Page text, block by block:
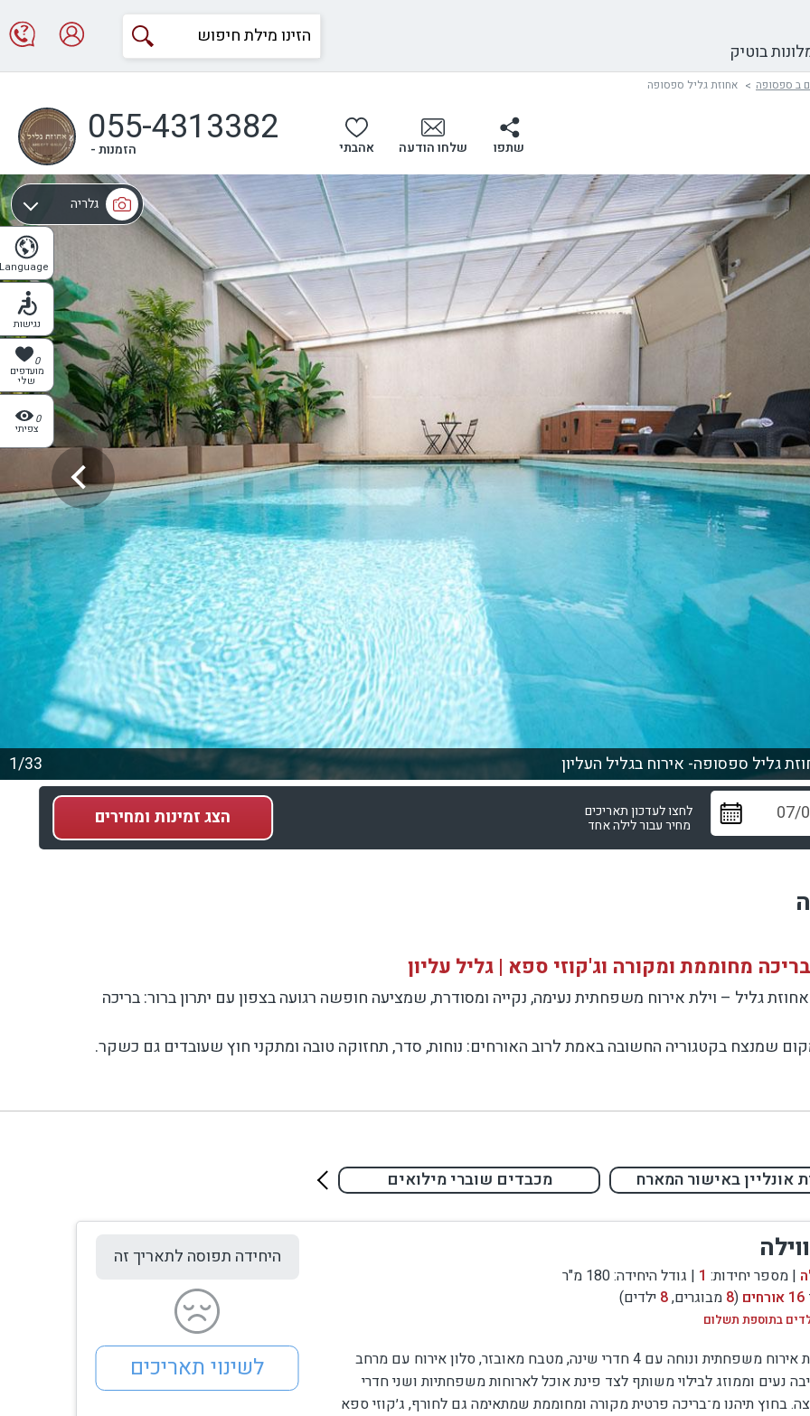
בוטיק
Language
נגישות
0
מועדפים
שלי
0
צפיתי
ב ספסופה אחוזת גליל ספסופה
שתפו שלחו הודעה אהבתי 055-4313382
הזמנות -
גלריה
1/33 גליל ספסופה- אירוח בגליל העליון
לחצו לעדכון תאריכים
מחיר עבור לילה אחד הצגזמינות ומחירים
מחוממת ומקורה וג'קוזי ספא | גליל עליון
גליל – וילת אירוח משפחתית נעימה, נקייה ומסודרת, שמציעה חופשה רגועה בצפון עם יתרון ברור: בריכה
שמנצח בקטגוריה החשובה באמת לרוב האורחים: נוחות, סדר, תחזוקה טובה ומתקני חוץ שעובדים גם כשקר.
ובלי רעש.
עצמאי לאורך החופשה – מארוחות בוקר משפחתיות ועד ארוחות ערב יחד.
אונליין באישור המארח מכבדים שוברי מילואים
| מספר יחידות: 1 | גודל היחידה: 180 מ"ר
16 אורחים (
8 מבוגרים,8 ילדים)
בתוספת תשלום
וילת אירוח משפחתית ונוחה עם 4 חדרי שינה, מטבח מאובזר, סלון אירוח עם מרחב
נעים וממוזג לבילוי משותף לצד פינת אוכל לארוחות משפחתיות ושני חדרי
בחוץ תיהנו מ־בריכה פרטית מקורה ומחוממת שמתאימה גם לחורף, ג׳קוזי ספא
היחידה תפוסה לתאריך זה
לשינוי תאריכים